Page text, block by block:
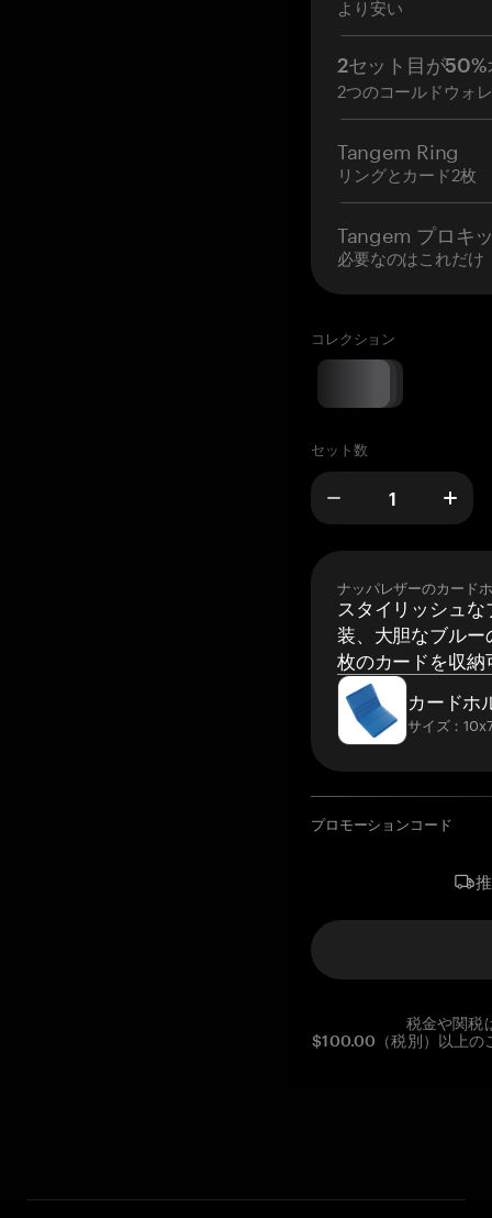
より安い
2セット目が50%
2つのコールドウォ
Tangem Ring
リングとカード2枚
Tangem プロキ
必要なのはこれだけ
コレクション
セット数
ナッパレザーのカード
スタイリッシュ
装、大胆なブルー
枚のカードを収納
カードホ
サイズ：
プロモーションコード
税金や関税
$100.00（税別）以上の